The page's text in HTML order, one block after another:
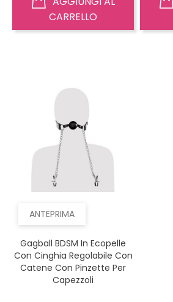
CARRELLO
ANTEPRIMA
Gagball BDSM In Ecopelle
Con Cinghia Regolabile Con
Catene Con Pinzette Per
Capezzoli